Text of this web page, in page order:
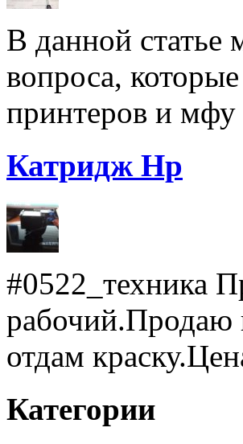
В данной статье
вопроса,
принтеров и
Катридж Hp
#0522_техника
рабочий.Продаю
отдам
Категории